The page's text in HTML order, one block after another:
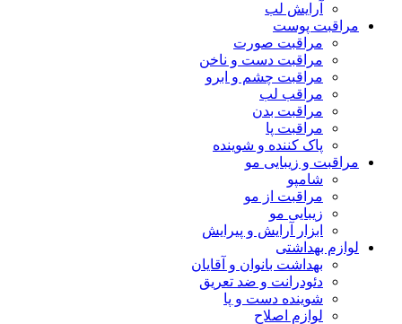
آرایش لب
مراقبت پوست
مراقبت صورت
مراقبت دست و ناخن
مراقبت چشم و ابرو
مراقب لب
مراقبت بدن
مراقبت پا
پاک کننده و شوینده
مراقبت و زیبایی مو
شامپو
مراقبت از مو
زیبایی مو
ابزار آرایش و پیرایش
لوازم بهداشتی
بهداشت بانوان و آقایان
دئودرانت و ضد تعریق
شوینده دست و پا
لوازم اصلاح